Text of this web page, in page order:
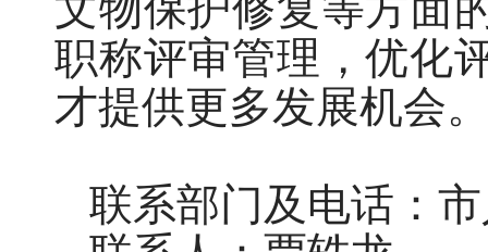
职称评审管理，优化
才提供更多发展机会
联系部门及电话